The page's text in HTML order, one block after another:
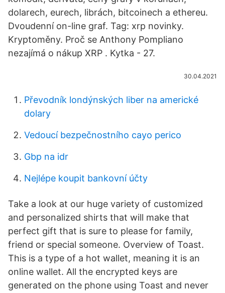
dolarech, eurech, librách, bitcoinech a ethereu.
Dvoudenní on-line graf. Tag: xrp novinky.
Kryptoměny. Proč se Anthony Pompliano
nezajímá o nákup XRP . Kytka - 27.
30.04.2021
Převodník londýnských liber na americké
dolary
Vedoucí bezpečnostního cayo perico
Gbp na idr
Nejlépe koupit bankovní účty
Take a look at our huge variety of customized
and personalized shirts that will make that
perfect gift that is sure to please for family,
friend or special someone. Overview of Toast.
This is a type of a hot wallet, meaning it is an
online wallet. All the encrypted keys are
generated on the phone using Toast and never